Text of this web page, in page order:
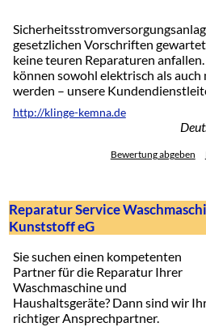
gesetzlichen Vorschriften
keine teuren Reparaturen
können sowohl elektrisch als
werden – unsere
http://klinge-kemna.de
Bewertung abgeben
Reparatur Service
Kunststoff eG
Sie suchen einen kompetenten
Partner für die Reparatur Ihrer
Waschmaschine und
Haushaltsgeräte? Dann sind wir
richtiger Ansprechpartner.